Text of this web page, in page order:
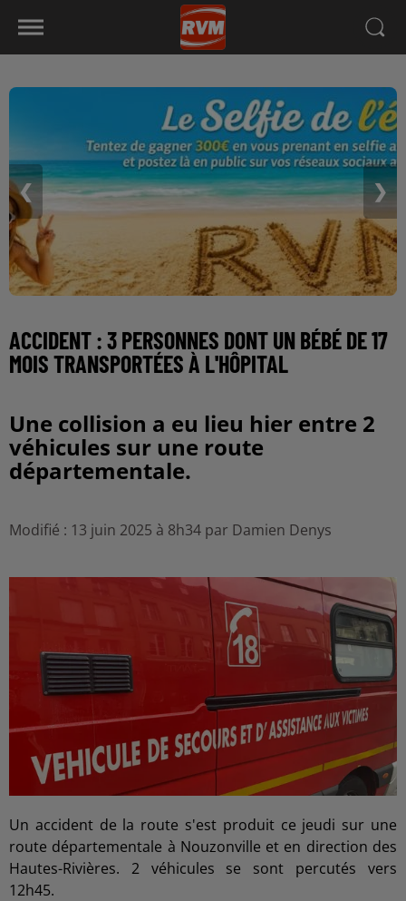
❮ ❯
ACCIDENT : 3 PERSONNES DONT UN BÉBÉ DE 17
MOIS TRANSPORTÉES À L'HÔPITAL
Une collision a eu lieu hier entre 2
véhicules sur une route
départementale.
Modifié : 13 juin 2025 à 8h34 par Damien Denys
Un accident de la route s'est produit ce jeudi sur une
route départementale à Nouzonville et en direction des
Hautes-Rivières. 2 véhicules se sont percutés vers
12h45.